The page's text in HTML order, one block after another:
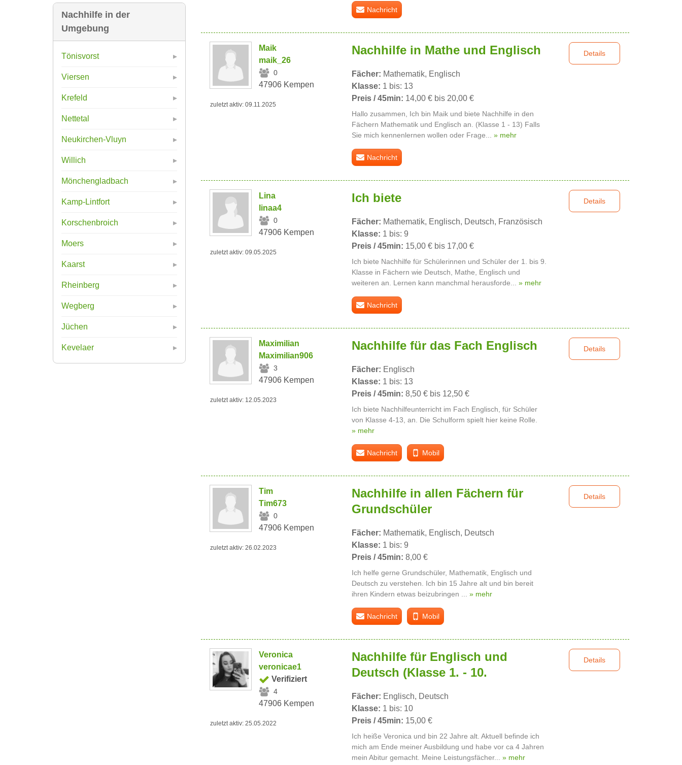
Nachhilfe in der
Umgebung
Tönisvorst
Viersen
Krefeld
Nettetal
Neukirchen-Vluyn
Willich
Mönchengladbach
Kamp-Lintfort
Korschenbroich
Moers
Kaarst
Rheinberg
Wegberg
Jüchen
Kevelaer
Nachricht
Maik
maik_26
0
47906 Kempen
zuletzt aktiv: 09.11.2025
Nachhilfe in Mathe und Englisch
Fächer: Mathematik, Englisch
Klasse: 1 bis: 13
Preis / 45min: 14,00 € bis 20,00 €
Hallo zusammen, Ich bin Maik und biete Nachhilfe in den
Fächern Mathematik und Englisch an. (Klasse 1 - 13) Falls
Sie mich kennenlernen wollen oder Frage... » mehr
Details
Nachricht
Lina
linaa4
0
47906 Kempen
zuletzt aktiv: 09.05.2025
Ich biete
Fächer: Mathematik, Englisch, Deutsch, Französisch
Klasse: 1 bis: 9
Preis / 45min: 15,00 € bis 17,00 €
Ich biete Nachhilfe für Schülerinnen und Schüler der 1. bis 9.
Klasse in Fächern wie Deutsch, Mathe, Englisch und
weiteren an. Lernen kann manchmal herausforde... » mehr
Details
Nachricht
Maximilian
Maximilian906
3
47906 Kempen
zuletzt aktiv: 12.05.2023
Nachhilfe für das Fach Englisch
Fächer: Englisch
Klasse: 1 bis: 13
Preis / 45min: 8,50 € bis 12,50 €
Ich biete Nachhilfeunterricht im Fach Englisch, für Schüler
von Klasse 4-13, an. Die Schulform spielt hier keine Rolle.
» mehr
Details
Nachricht Mobil
Tim
Tim673
0
47906 Kempen
zuletzt aktiv: 26.02.2023
Nachhilfe in allen Fächern für
Grundschüler
Fächer: Mathematik, Englisch, Deutsch
Klasse: 1 bis: 9
Preis / 45min: 8,00 €
Ich helfe gerne Grundschüler, Mathematik, Englisch und
Deutsch zu verstehen. Ich bin 15 Jahre alt und bin bereit
ihren Kindern etwas beizubringen ... » mehr
Details
Nachricht Mobil
Veronica
veronicae1
Verifiziert
4
47906 Kempen
zuletzt aktiv: 25.05.2022
Nachhilfe für Englisch und
Deutsch (Klasse 1. - 10.
Fächer: Englisch, Deutsch
Klasse: 1 bis: 10
Preis / 45min: 15,00 €
Ich heiße Veronica und bin 22 Jahre alt. Aktuell befinde ich
mich am Ende meiner Ausbildung und habe vor ca 4 Jahren
mein Abitur gemacht. Meine Leistungsfächer... » mehr
Details